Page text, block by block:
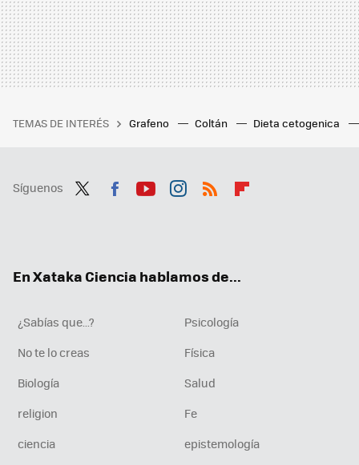
TEMAS DE INTERÉS Grafeno Coltán Dieta cetogenica
Síguenos
En Xataka Ciencia hablamos de...
¿Sabías que...?
Psicología
No te lo creas
Física
Biología
Salud
religion
Fe
ciencia
epistemología